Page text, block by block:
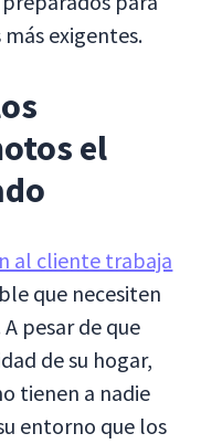
exigentes.
el
al cliente trabaja
que necesiten
pesar de que
de su hogar,
tienen a nadie
entorno que los